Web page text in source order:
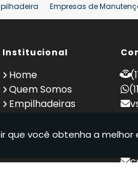
Empresas de
Locação Empilhadeira para
Empilhadeira Comprar
Comprar Empilhadeira 25 ton
Institucional
Home
Quem Somos
Empilhadeiras
Informações
que você obtenha a melhor